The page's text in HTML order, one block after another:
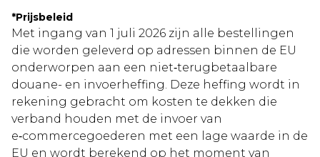
*Prijsbeleid
Met ingang van 1 juli 2026 zijn alle bestellingen
die worden geleverd op adressen binnen de EU
onderworpen aan een niet‑terugbetaalbare
douane- en invoerheffing. Deze heffing wordt in
rekening gebracht om kosten te dekken die
verband houden met de invoer van
e‑commercegoederen met een lage waarde in de
EU en wordt berekend op het moment van